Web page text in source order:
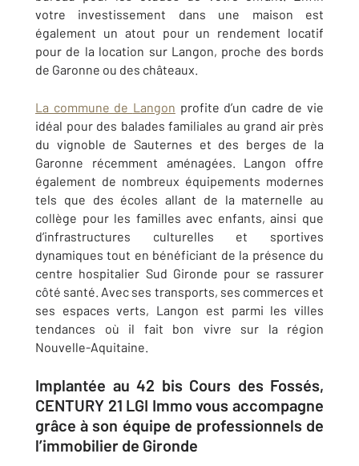
votre investissement dans une maison est
également un atout pour un rendement locatif
pour de la location sur Langon, proche des bords
de Garonne ou des châteaux.
La commune de Langon profite d’un cadre de vie
idéal pour des balades familiales au grand air près
du vignoble de Sauternes et des berges de la
Garonne récemment aménagées. Langon offre
également de nombreux équipements modernes
tels que des écoles allant de la maternelle au
collège pour les familles avec enfants, ainsi que
d’infrastructures culturelles et sportives
dynamiques tout en bénéficiant de la présence du
centre hospitalier Sud Gironde pour se rassurer
côté santé. Avec ses transports, ses commerces et
ses espaces verts, Langon est parmi les villes
tendances où il fait bon vivre sur la région
Nouvelle-Aquitaine.
Implantée au 42 bis Cours des Fossés,
CENTURY 21 LGI Immo vous accompagne
grâce à son équipe de professionnels de
l’immobilier de Gironde